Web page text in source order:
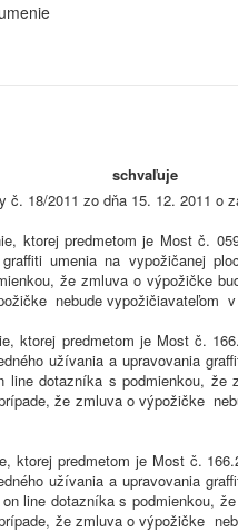
schvaľuje
18/2011 zo dňa 15. 12. 2011
ktorej predmetom je Most č.
umenia na vypožičanej
že zmluva o výpožičke
nebude vypožičiavateľom
ktorej predmetom je Most č.
užívania a upravovania
dotazníka s podmienkou,
že zmluva o výpožičke
ktorej predmetom je Most č.
užívania a upravovania
line dotazníka s podmienkou,
že zmluva o výpožičke